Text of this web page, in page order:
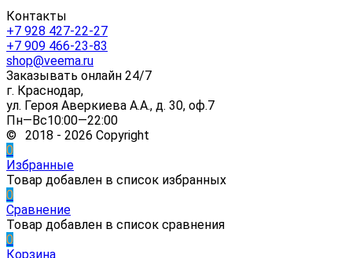
Контакты
+7 928 427-22-27
+7 909 466-23-83
shop@veema.ru
Заказывать онлайн 24/7
г. Краснодар,
ул. Героя Аверкиева А.А., д. 30, оф.7
Пн—Вс10:00—22:00
© 2018 - 2026 Copyright
0
Избранные
Товар добавлен в список избранных
0
Сравнение
Товар добавлен в список сравнения
0
Корзина